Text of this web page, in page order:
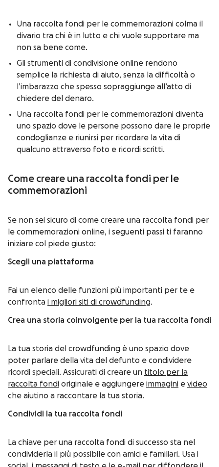
Una raccolta fondi per le commemorazioni colma il
divario tra chi è in lutto e chi vuole supportare ma
non sa bene come.
Gli strumenti di condivisione online rendono
semplice la richiesta di aiuto, senza la difficoltà o
l’imbarazzo che spesso sopraggiunge all’atto di
chiedere del denaro.
Una raccolta fondi per le commemorazioni diventa
uno spazio dove le persone possono dare le proprie
condoglianze e riunirsi per ricordare la vita di
qualcuno attraverso foto e ricordi scritti.
Come creare una raccolta fondi per le
commemorazioni
Se non sei sicuro di come creare una raccolta fondi per
le commemorazioni online, i seguenti passi ti faranno
iniziare col piede giusto:
Scegli una piattaforma
Fai un elenco delle funzioni più importanti per te e
confronta i migliori siti di crowdfunding.
Crea una storia coinvolgente per la tua raccolta fondi
La tua storia del crowdfunding è uno spazio dove
poter parlare della vita del defunto e condividere
ricordi speciali. Assicurati di creare un titolo per la
raccolta fondi originale e aggiungere immagini e video
che aiutino a raccontare la tua storia.
Condividi la tua raccolta fondi
La chiave per una raccolta fondi di successo sta nel
condividerla il più possibile con amici e familiari. Usa i